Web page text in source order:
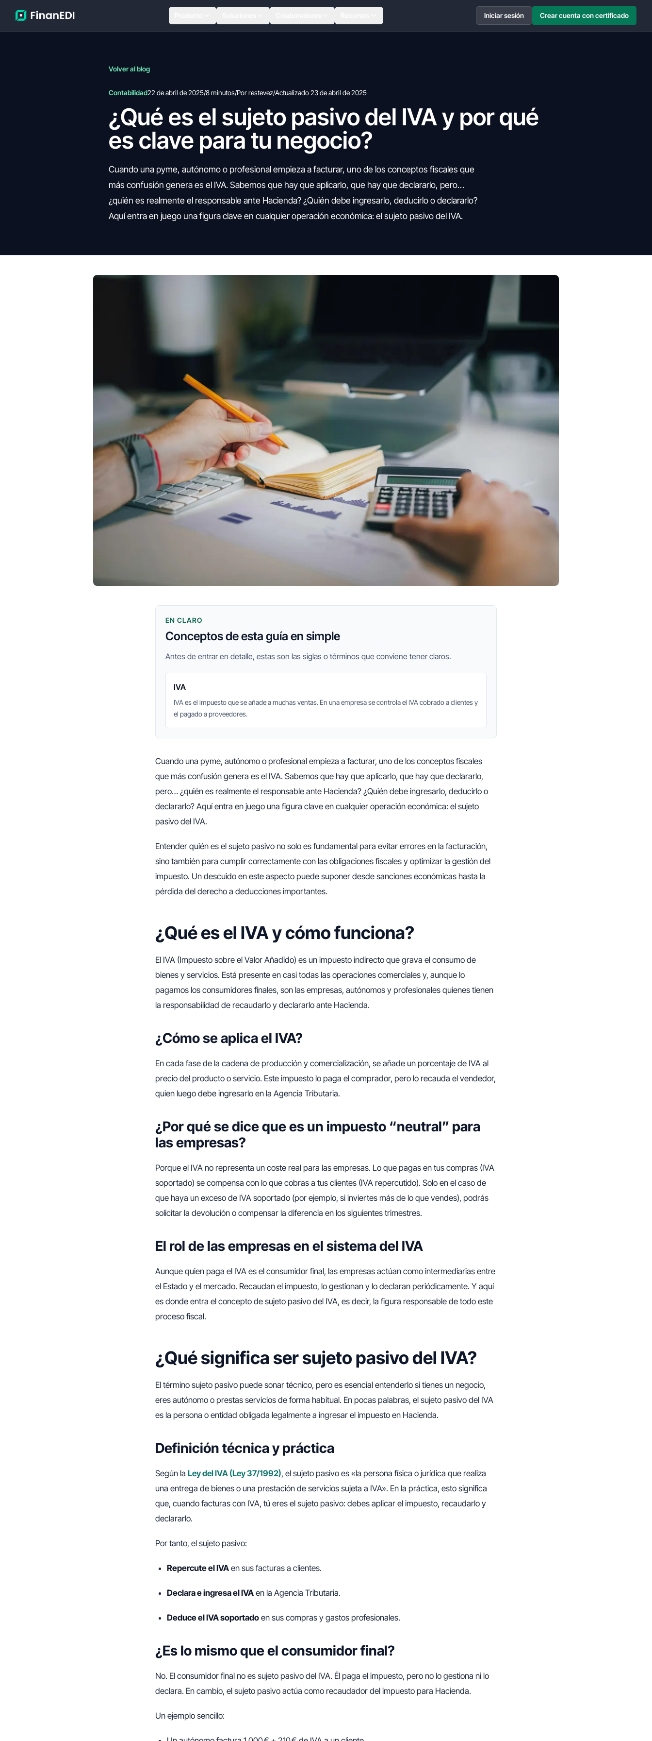
Iniciar sesión Crear cuenta con certificado
Volver al blog
Contabilidad22 de abril de 2025/8 minutos/Por restevez/Actualizado 23 de abril de 2025
¿Qué es el sujeto pasivo del IVA y por qué
es clave para tu negocio?
Cuando una pyme, autónomo o profesional empieza a facturar, uno de los conceptos fiscales que
más confusión genera es el IVA. Sabemos que hay que aplicarlo, que hay que declararlo, pero…
¿quién es realmente el responsable ante Hacienda? ¿Quién debe ingresarlo, deducirlo o declararlo?
Aquí entra en juego una figura clave en cualquier operación económica: el sujeto pasivo del IVA.
EN CLARO
Conceptos de esta guía en simple
Antes de entrar en detalle, estas son las siglas o términos que conviene tener claros.
IVA
IVA es el impuesto que se añade a muchas ventas. En una empresa se controla el IVA cobrado a clientes y
el pagado a proveedores.
Cuando una pyme, autónomo o profesional empieza a facturar, uno de los conceptos fiscales
que más confusión genera es el IVA. Sabemos que hay que aplicarlo, que hay que declararlo,
pero… ¿quién es realmente el responsable ante Hacienda? ¿Quién debe ingresarlo, deducirlo o
declararlo? Aquí entra en juego una figura clave en cualquier operación económica: el sujeto
pasivo del IVA.
Entender quién es el sujeto pasivo no solo es fundamental para evitar errores en la facturación,
sino también para cumplir correctamente con las obligaciones fiscales y optimizar la gestión del
impuesto. Un descuido en este aspecto puede suponer desde sanciones económicas hasta la
pérdida del derecho a deducciones importantes.
¿Qué es el IVA y cómo funciona?
El IVA (Impuesto sobre el Valor Añadido) es un impuesto indirecto que grava el consumo de
bienes y servicios. Está presente en casi todas las operaciones comerciales y, aunque lo
pagamos los consumidores finales, son las empresas, autónomos y profesionales quienes tienen
la responsabilidad de recaudarlo y declararlo ante Hacienda.
¿Cómo se aplica el IVA?
En cada fase de la cadena de producción y comercialización, se añade un porcentaje de IVA al
precio del producto o servicio. Este impuesto lo paga el comprador, pero lo recauda el vendedor,
quien luego debe ingresarlo en la Agencia Tributaria.
¿Por qué se dice que es un impuesto “neutral” para
las empresas?
Porque el IVA no representa un coste real para las empresas. Lo que pagas en tus compras (IVA
soportado) se compensa con lo que cobras a tus clientes (IVA repercutido). Solo en el caso de
que haya un exceso de IVA soportado (por ejemplo, si inviertes más de lo que vendes), podrás
solicitar la devolución o compensar la diferencia en los siguientes trimestres.
El rol de las empresas en el sistema del IVA
Aunque quien paga el IVA es el consumidor final, las empresas actúan como intermediarias entre
el Estado y el mercado. Recaudan el impuesto, lo gestionan y lo declaran periódicamente. Y aquí
es donde entra el concepto de sujeto pasivo del IVA, es decir, la figura responsable de todo este
proceso fiscal.
¿Qué significa ser sujeto pasivo del IVA?
El término sujeto pasivo puede sonar técnico, pero es esencial entenderlo si tienes un negocio,
eres autónomo o prestas servicios de forma habitual. En pocas palabras, el sujeto pasivo del IVA
es la persona o entidad obligada legalmente a ingresar el impuesto en Hacienda.
Definición técnica y práctica
Según la Ley del IVA (Ley 37/1992), el sujeto pasivo es «la persona física o jurídica que realiza
una entrega de bienes o una prestación de servicios sujeta a IVA». En la práctica, esto significa
que, cuando facturas con IVA, tú eres el sujeto pasivo: debes aplicar el impuesto, recaudarlo y
declararlo.
Por tanto, el sujeto pasivo:
Repercute el IVA en sus facturas a clientes.
Declara e ingresa el IVA en la Agencia Tributaria.
Deduce el IVA soportado en sus compras y gastos profesionales.
¿Es lo mismo que el consumidor final?
No. El consumidor final no es sujeto pasivo del IVA. Él paga el impuesto, pero no lo gestiona ni lo
declara. En cambio, el sujeto pasivo actúa como recaudador del impuesto para Hacienda.
Un ejemplo sencillo: